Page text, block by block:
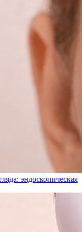
эндоскопическая